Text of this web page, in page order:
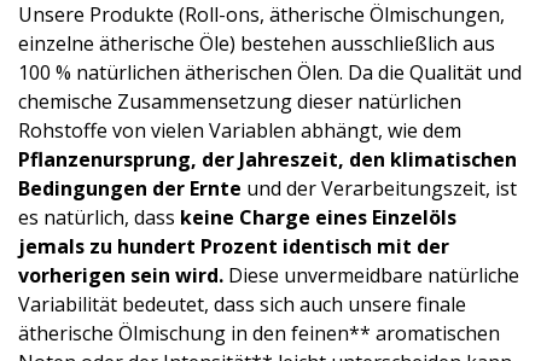
Unsere Produkte (Roll-ons, ätherische Ölmischungen,
einzelne ätherische Öle) bestehen ausschließlich aus
100 % natürlichen ätherischen Ölen. Da die Qualität und
chemische Zusammensetzung dieser natürlichen
Rohstoffe von vielen Variablen abhängt, wie dem
Pflanzenursprung, der Jahreszeit, den klimatischen
Bedingungen der Ernte und der Verarbeitungszeit, ist
es natürlich, dass keine Charge eines Einzelöls
jemals zu hundert Prozent identisch mit der
vorherigen sein wird. Diese unvermeidbare natürliche
Variabilität bedeutet, dass sich auch unsere finale
ätherische Ölmischung in den feinen** aromatischen